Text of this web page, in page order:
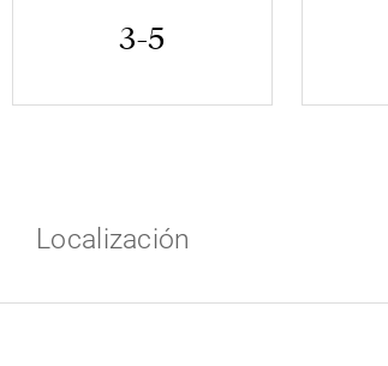
3-5
Localización